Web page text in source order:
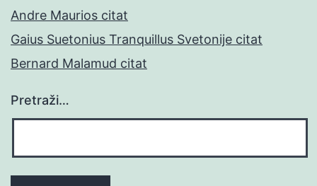
Andre Maurios citat
Gaius Suetonius Tranquillus Svetonije citat
Bernard Malamud citat
Pretraži…